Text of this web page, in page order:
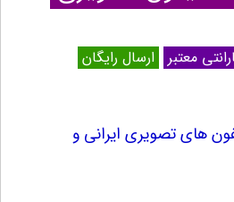
معتبر ارسال رایگان
های تصویری ایرانی و